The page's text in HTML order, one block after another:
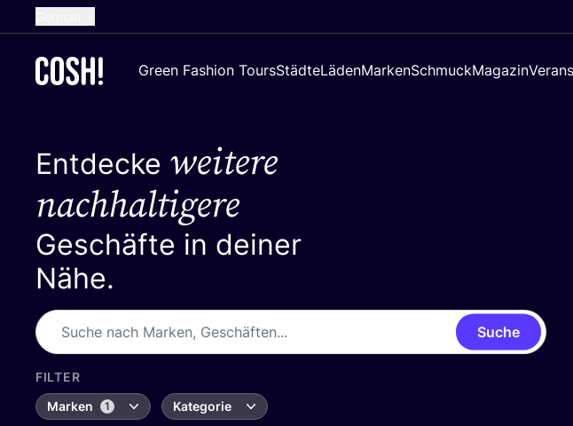
Dutch
Spanish
Green Fashion ToursStädteLädenMarkenSchmuckMagazin
Entdecke weitere
nachhaltigere
Geschäfte in deiner
Nähe.
Suche
FILTER
Marken
1 Kategorie